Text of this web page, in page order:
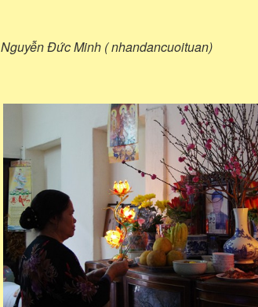
Nguyễn Đức Minh ( nhandancuoituan)